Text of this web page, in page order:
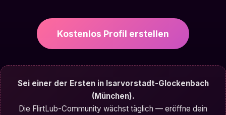
Kostenlos Profil erstellen
Sei einer der Ersten in Isarvorstadt-Glockenbach
(München).
Die FlirtLub-Community wächst täglich — eröffne dein